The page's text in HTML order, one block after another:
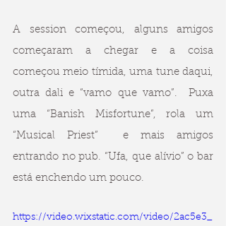
A session começou, alguns amigos
começaram a chegar e a coisa
começou meio tímida, uma tune daqui,
outra dali e “vamo que vamo”.  Puxa
uma “Banish Misfortune”, rola um
“Musical Priest”  e mais amigos
entrando no pub. “Ufa, que alívio” o bar
está enchendo um pouco.
https://video.wixstatic.com/video/2ac5e3_